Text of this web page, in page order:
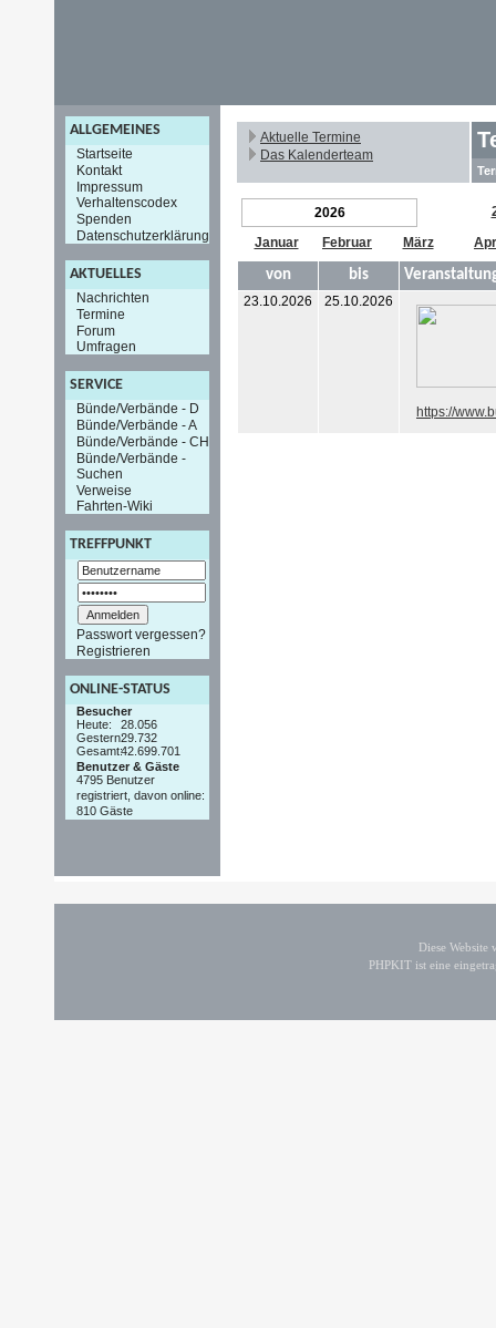
ALLGEMEINES
Startseite
Kontakt
Impressum
Verhaltenscodex
Spenden
Datenschutzerklärung
AKTUELLES
Nachrichten
Termine
Forum
Umfragen
SERVICE
Bünde/Verbände - D
Bünde/Verbände - A
Bünde/Verbände - CH
Bünde/Verbände -
Suchen
Verweise
Fahrten-Wiki
TREFFPUNKT
Passwort vergessen?
Registrieren
ONLINE-STATUS
Besucher
Heute:
28.056
Gestern:29.732
Gesamt:42.699.701
Benutzer & Gäste
4795 Benutzer
registriert, davon online:
810 Gäste
Aktuelle Termine
Das Kalenderteam
2026
Januar
Februar März
von bis
23.10.2026 25.10.2026
https://
Diese
PHPKIT ist eine